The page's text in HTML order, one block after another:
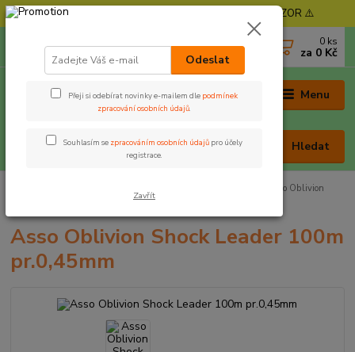
⚠️ POZOR - Objednávky expedujeme od 11. 8. - POZOR ⚠️
Menu
Hledat
0 ks
za 0 Kč
Asso Oblivion
Shock Leader 100m pr.0,45mm
Asso Oblivion Shock Leader 100m
pr.0,45mm
Odeslat
Přeji si odebírat novinky e-mailem dle podmínek
zpracování osobních údajů.
Souhlasím se zpracováním osobních údajů pro účely
registrace.
Zavřít